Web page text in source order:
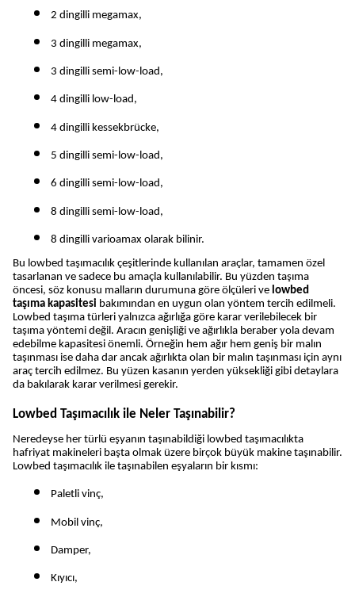
2 dingilli megamax,
3 dingilli megamax,
3 dingilli semi-low-load,
4 dingilli low-load,
4 dingilli kessekbrücke,
5 dingilli semi-low-load,
6 dingilli semi-low-load,
8 dingilli semi-low-load,
8 dingilli varioamax olarak bilinir.
Bu lowbed taşımacılık çeşitlerinde kullanılan araçlar, tamamen özel
tasarlanan ve sadece bu amaçla kullanılabilir. Bu yüzden taşıma
öncesi, söz konusu malların durumuna göre ölçüleri ve lowbed
taşıma kapasitesi bakımından en uygun olan yöntem tercih edilmeli.
Lowbed taşıma türleri yalnızca ağırlığa göre karar verilebilecek bir
taşıma yöntemi değil. Aracın genişliği ve ağırlıkla beraber yola devam
edebilme kapasitesi önemli. Örneğin hem ağır hem geniş bir malın
taşınması ise daha dar ancak ağırlıkta olan bir malın taşınması için aynı
araç tercih edilmez. Bu yüzen kasanın yerden yüksekliği gibi detaylara
da bakılarak karar verilmesi gerekir.
Lowbed Taşımacılık ile Neler Taşınabilir?
Neredeyse her türlü eşyanın taşınabildiği lowbed taşımacılıkta
hafriyat makineleri başta olmak üzere birçok büyük makine taşınabilir.
Lowbed taşımacılık ile taşınabilen eşyaların bir kısmı:
Paletli vinç,
Mobil vinç,
Damper,
Kıyıcı,